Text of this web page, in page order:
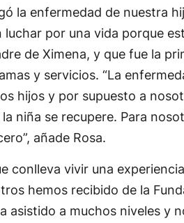
la enfermedad de nuestra
luchar por una vida porque
de Ximena, y que fue la
y servicios. “La
hijos y por supuesto a
niña se recupere. Para
añade Rosa.
conlleva vivir una
hemos recibido de la
asistido a muchos niveles y